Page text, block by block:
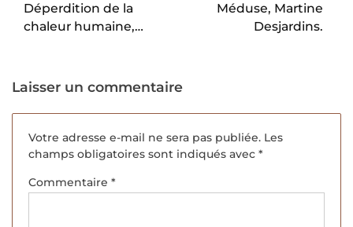
Déperdition de la
chaleur humaine,
Méduse, Martine
Desjardins.
Laisser un commentaire
Votre adresse e-mail ne sera pas publiée. Les
champs obligatoires sont indiqués avec *
Commentaire *